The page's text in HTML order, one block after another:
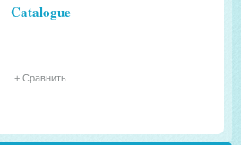
Catalogue
+ Сравнить